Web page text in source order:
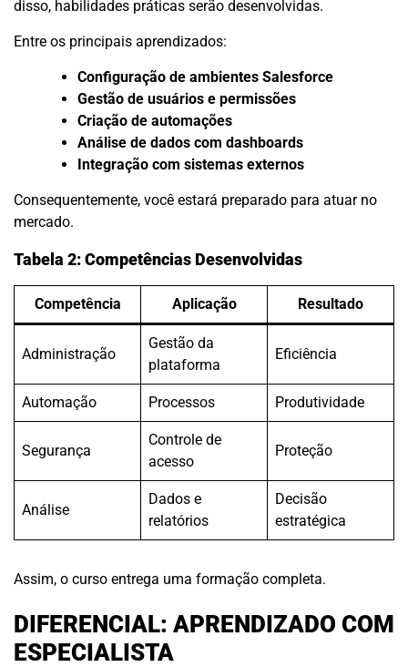
disso, habilidades práticas serão desenvolvidas.
Entre os principais aprendizados:
Configuração de ambientes Salesforce
Gestão de usuários e permissões
Criação de automações
Análise de dados com dashboards
Integração com sistemas externos
Consequentemente, você estará preparado para atuar no
mercado.
Tabela 2: Competências Desenvolvidas
Competência Aplicação Resultado
Administração
Gestão da
plataforma
Eficiência
Automação Processos Produtividade
Segurança
Controle de
acesso
Proteção
Análise
Dados e
relatórios
Decisão
estratégica
Assim, o curso entrega uma formação completa.
DIFERENCIAL: APRENDIZADO COM
ESPECIALISTA